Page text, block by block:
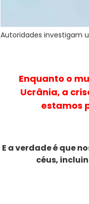
Autoridades investigam
Enquanto o
Ucrânia, a
estamos
E a verdade é que
céus,